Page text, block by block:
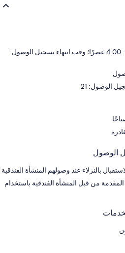
وقت بدء تسجيل الوصول: 4:00 عصرًا؛ وقت انتهاء تسجيل الوصول:
الوصول: 21
الوصول
بالنزلاء عند وصولهم المنشأة الفندقية
من قبل المنشأة الفندقية باستخدام